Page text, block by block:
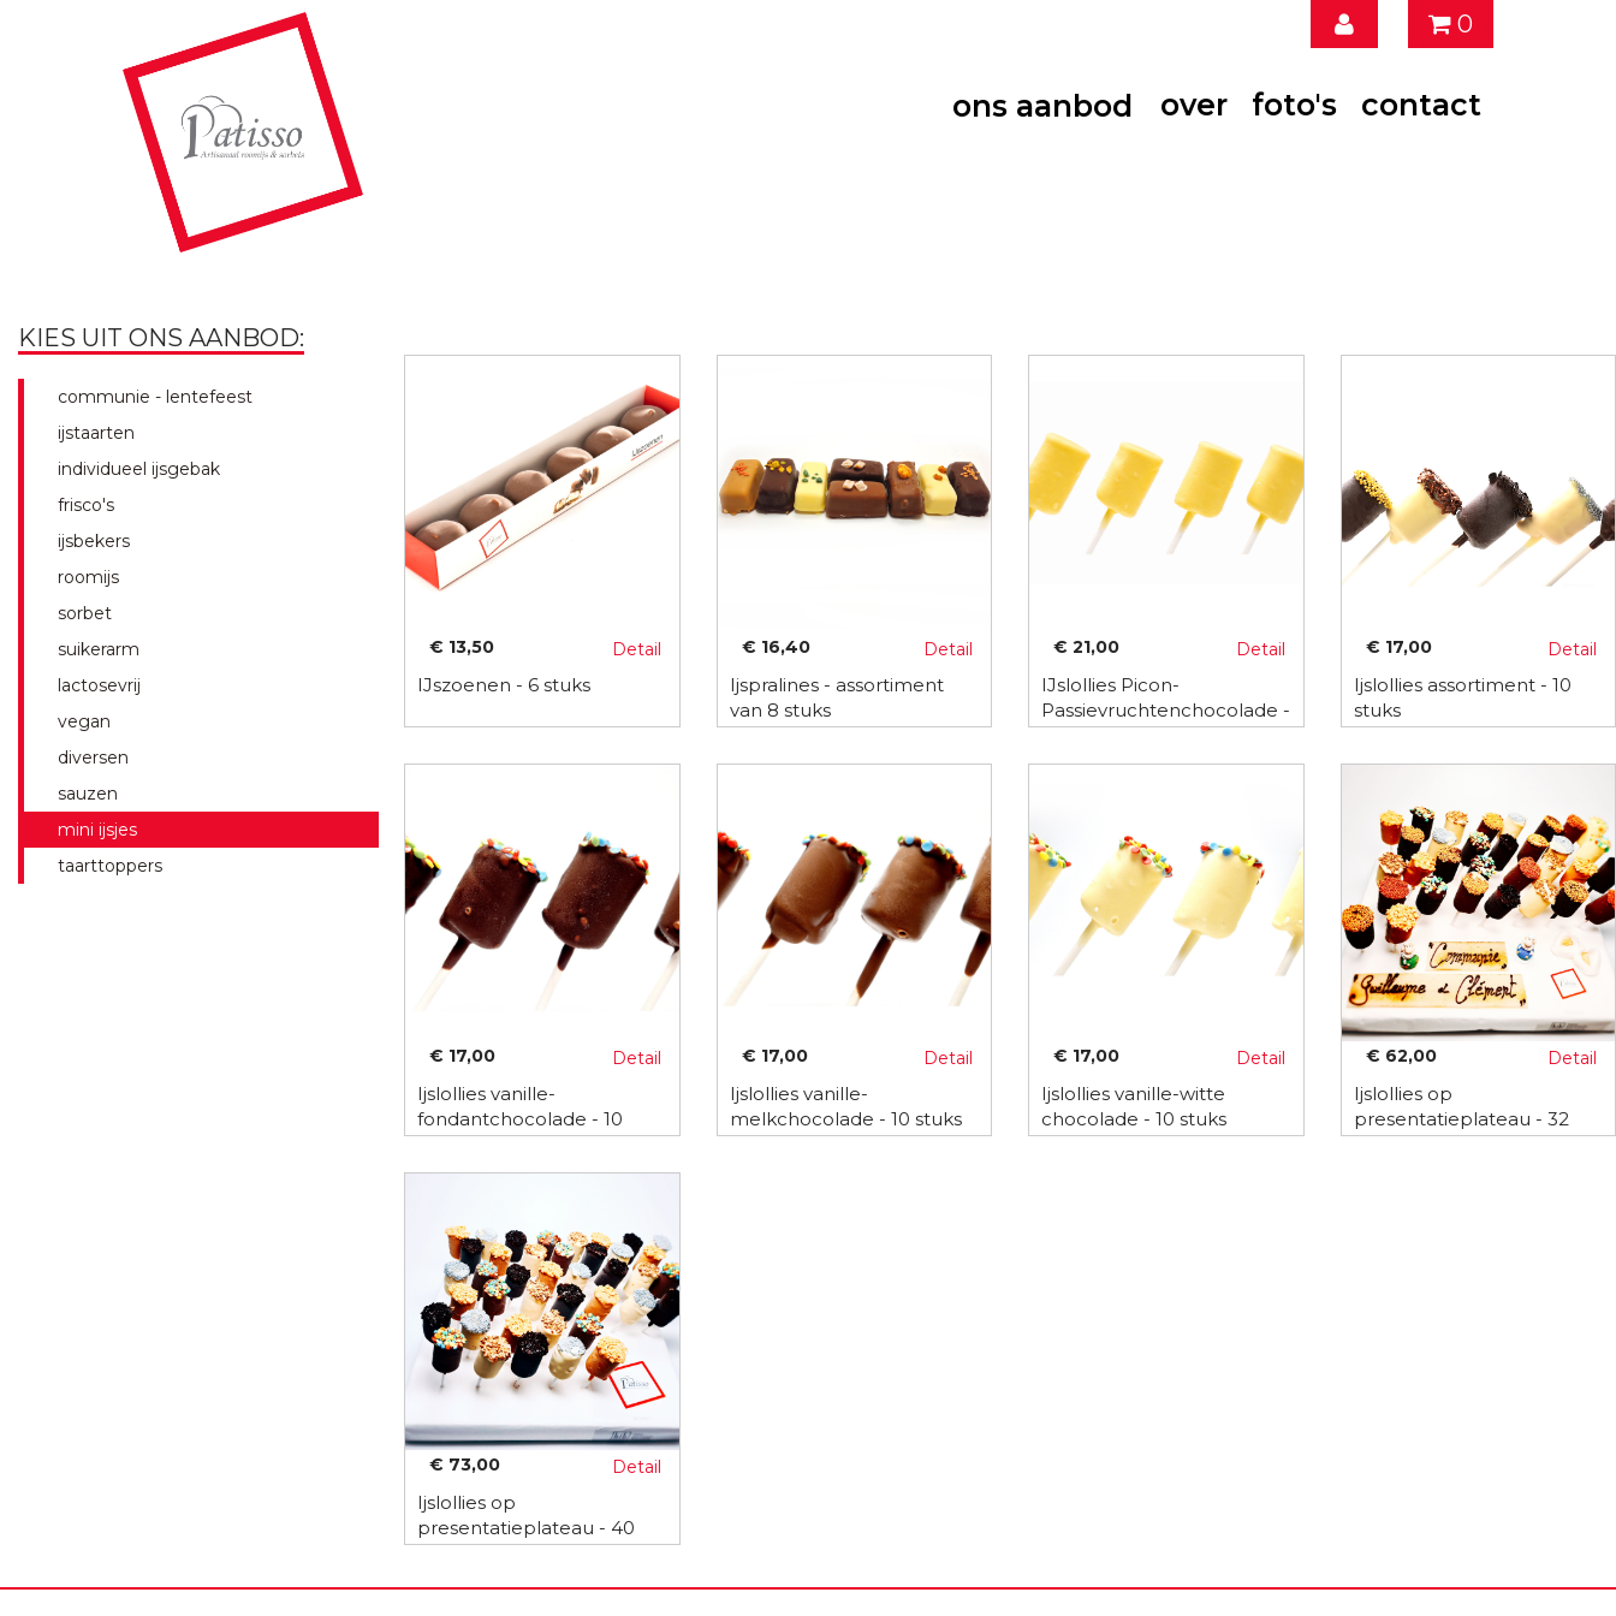
0
ons aanbod over foto's contact
KIES UIT ONS AANBOD:
communie - lentefeest
ijstaarten
individueel ijsgebak
frisco's
ijsbekers
roomijs
sorbet
suikerarm
lactosevrij
vegan
diversen
sauzen
mini ijsjes
taarttoppers
€ 13,50 Detail
IJszoenen - 6 stuks
€ 16,40 Detail
Ijspralines - assortiment
van 8 stuks
€ 21,00 Detail
IJslollies Picon-
Passievruchtenchocolade -
10 stuks
€ 17,00 Detail
Ijslollies assortiment - 10
stuks
€ 17,00 Detail
Ijslollies vanille-
fondantchocolade - 10
stuks
€ 17,00 Detail
Ijslollies vanille-
melkchocolade - 10 stuks
€ 17,00 Detail
Ijslollies vanille-witte
chocolade - 10 stuks
€ 62,00 Detail
Ijslollies op
presentatieplateau - 32
stuks
€ 73,00 Detail
Ijslollies op
presentatieplateau - 40
stuks